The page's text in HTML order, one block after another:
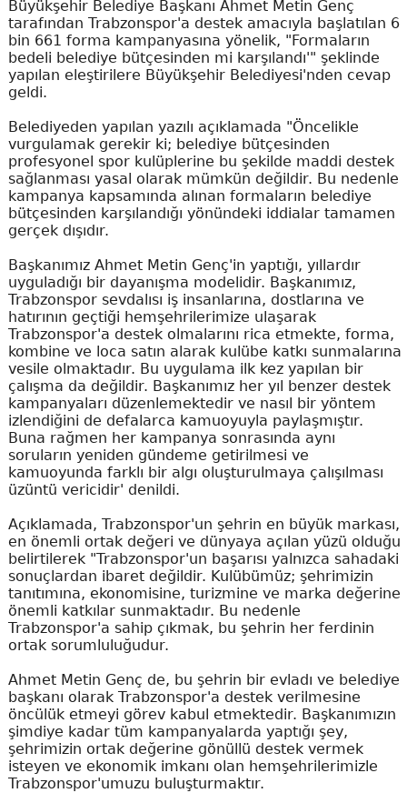
Büyükşehir Belediye Başkanı Ahmet Metin Genç
tarafından Trabzonspor'a destek amacıyla başlatılan 6
bin 661 forma kampanyasına yönelik, "Formaların
bedeli belediye bütçesinden mi karşılandı'" şeklinde
yapılan eleştirilere Büyükşehir Belediyesi'nden cevap
geldi.
Belediyeden yapılan yazılı açıklamada "Öncelikle
vurgulamak gerekir ki; belediye bütçesinden
profesyonel spor kulüplerine bu şekilde maddi destek
sağlanması yasal olarak mümkün değildir. Bu nedenle
kampanya kapsamında alınan formaların belediye
bütçesinden karşılandığı yönündeki iddialar tamamen
gerçek dışıdır.
Başkanımız Ahmet Metin Genç'in yaptığı, yıllardır
uyguladığı bir dayanışma modelidir. Başkanımız,
Trabzonspor sevdalısı iş insanlarına, dostlarına ve
hatırının geçtiği hemşehrilerimize ulaşarak
Trabzonspor'a destek olmalarını rica etmekte, forma,
kombine ve loca satın alarak kulübe katkı sunmalarına
vesile olmaktadır. Bu uygulama ilk kez yapılan bir
çalışma da değildir. Başkanımız her yıl benzer destek
kampanyaları düzenlemektedir ve nasıl bir yöntem
izlendiğini de defalarca kamuoyuyla paylaşmıştır.
Buna rağmen her kampanya sonrasında aynı
soruların yeniden gündeme getirilmesi ve
kamuoyunda farklı bir algı oluşturulmaya çalışılması
üzüntü vericidir' denildi.
Açıklamada, Trabzonspor'un şehrin en büyük markası,
en önemli ortak değeri ve dünyaya açılan yüzü olduğu
belirtilerek "Trabzonspor'un başarısı yalnızca sahadaki
sonuçlardan ibaret değildir. Kulübümüz; şehrimizin
tanıtımına, ekonomisine, turizmine ve marka değerine
önemli katkılar sunmaktadır. Bu nedenle
Trabzonspor'a sahip çıkmak, bu şehrin her ferdinin
ortak sorumluluğudur.
Ahmet Metin Genç de, bu şehrin bir evladı ve belediye
başkanı olarak Trabzonspor'a destek verilmesine
öncülük etmeyi görev kabul etmektedir. Başkanımızın
şimdiye kadar tüm kampanyalarda yaptığı şey,
şehrimizin ortak değerine gönüllü destek vermek
isteyen ve ekonomik imkanı olan hemşehrilerimizle
Trabzonspor'umuzu buluşturmaktır.